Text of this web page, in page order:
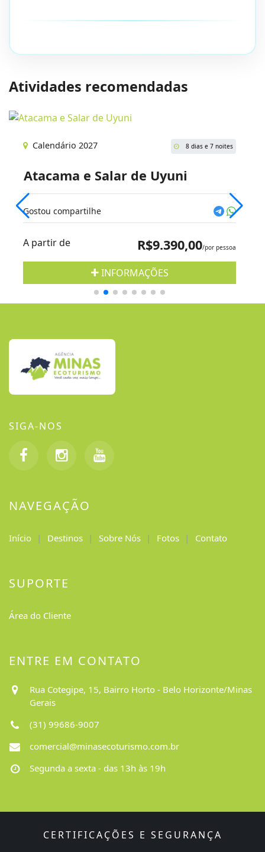
Atividades recomendadas
Calendário 2027 8 dias e 7 noites
Atacama e Salar de Uyuni
Gostou compartilhe
A partir de R$9.390,00/por pessoa
INFORMAÇÕES
SIGA-NOS
NAVEGAÇÃO
Início Destinos Sobre Nós Fotos Contato
SUPORTE
Área do Cliente
ENTRE EM CONTATO
Rua Cotegipe, 15, Bairro Horto - Belo Horizonte/Minas
Gerais
(31) 99686-9007
comercial@minasecoturismo.com.br
Segunda a sexta - das 13h às 19h
CERTIFICAÇÕES E SEGURANÇA